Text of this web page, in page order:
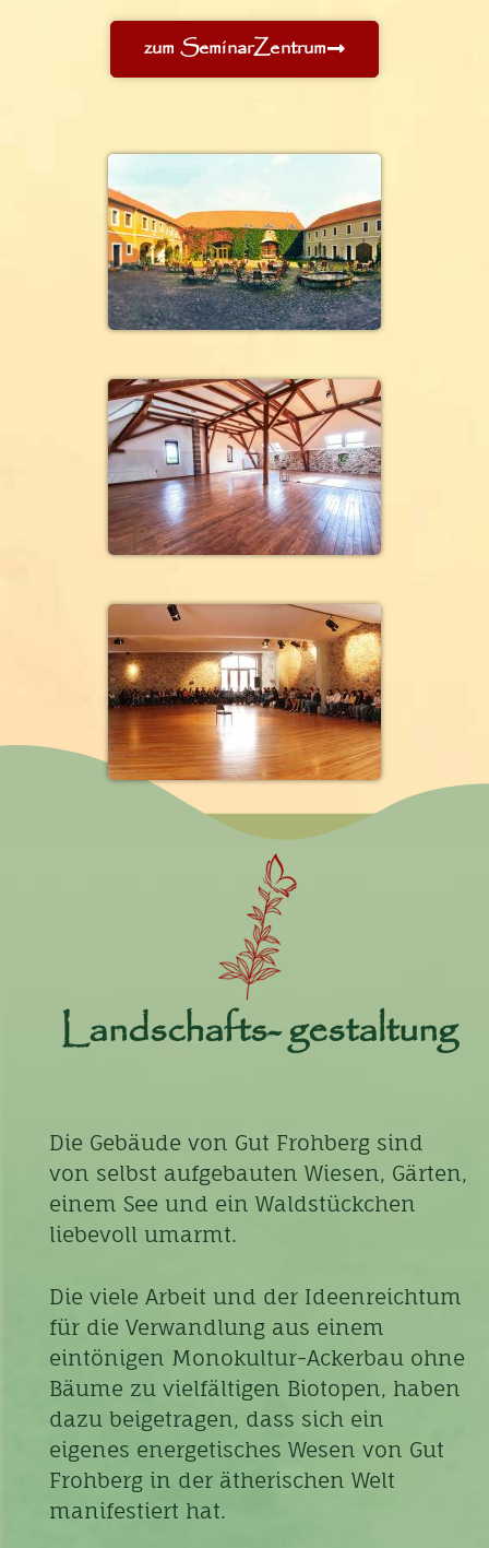
zum SeminarZentrum
Landschafts- gestaltung
Die Gebäude von Gut Frohberg sind
von selbst aufgebauten Wiesen, Gärten,
einem See und ein Waldstückchen
liebevoll umarmt.
Die viele Arbeit und der Ideenreichtum
für die Verwandlung aus einem
eintönigen Monokultur-Ackerbau ohne
Bäume zu vielfältigen Biotopen, haben
dazu beigetragen, dass sich ein
eigenes energetisches Wesen von Gut
Frohberg in der ätherischen Welt
manifestiert hat.